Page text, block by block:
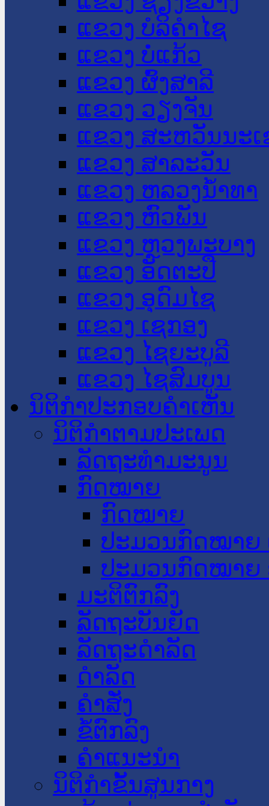
ແຂວງ ບໍລິຄໍາໄຊ
ແຂວງ ບໍ່ແກ້ວ
ແຂວງ ຜົ້ງສາລີ
ແຂວງ ວຽງຈັນ
ແຂວງ ສະຫວັນນະ
ແຂວງ ສາລະວັນ
ແຂວງ ຫລວງນໍ້າທາ
ແຂວງ ຫົວພັນ
ແຂວງ ຫຼວງພະບາງ
ແຂວງ ອັດຕະປື
ແຂວງ ອຸດົມໄຊ
ແຂວງ ເຊກອງ
ແຂວງ ໄຊຍະບູລີ
ແຂວງ ໄຊສົມບູນ
ນິຕິກໍາປະກອບຄໍາເຫັນ
ນິຕິກໍາຕາມປະເພດ
ລັດຖະທໍາມະນູນ
ກົດໝາຍ
ກົດໝາຍ
ປະມວນກົດໝາຍ
ປະມວນກົດໝາຍ
ມະຕິຕົກລົງ
ລັດຖະບັນຍັດ
ລັດຖະດໍາລັດ
ດໍາລັດ
ຄໍາສັ່ງ
ຂໍ້ຕົກລົງ
ຄໍາແນະນໍາ
ນິຕິກຳຂັ້ນສູນກາງ